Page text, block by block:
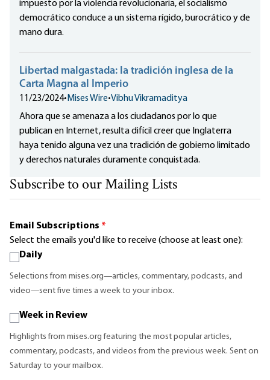
impuesto por la violencia revolucionaria, el socialismo
democrático conduce a un sistema rígido, burocrático y de
mano dura.
Libertad malgastada: la tradición inglesa de la
Carta Magna al Imperio
11/23/2024• Mises Wire•Vibhu Vikramaditya
Ahora que se amenaza a los ciudadanos por lo que
publican en Internet, resulta difícil creer que Inglaterra
haya tenido alguna vez una tradición de gobierno limitado
y derechos naturales duramente conquistada.
Subscribe to our Mailing Lists
Email Subscriptions *
Select the emails you'd like to receive (choose at least one):
Daily
Selections from mises.org—articles, commentary, podcasts, and
video—sent five times a week to your inbox.
Week in Review
Highlights from mises.org featuring the most popular articles,
commentary, podcasts, and videos from the previous week. Sent on
Saturday to your mailbox.